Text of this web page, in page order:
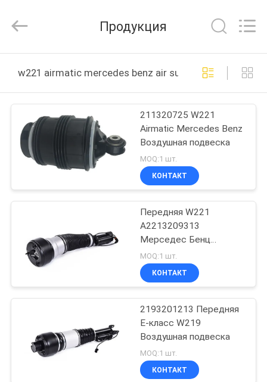
ПРОДУКТЫ
НАС
ПУТЕШЕСТВИЕ
ПРОВЕРКА
Rights
by
Продукция
w221 airmatic mercedes benz air suspension онлайн
211320725 W221
Airmatic Mercedes Benz
Воздушная подвеска
MOQ:1 шт.
КОНТАКТ
Передняя W221
A2213209313
Мерседес Бенц
Airmatic Shocks
MOQ:1 шт.
КОНТАКТ
2193201213 Передняя
E-класс W219
Воздушная подвеска
MOQ:1 шт.
КОНТАКТ